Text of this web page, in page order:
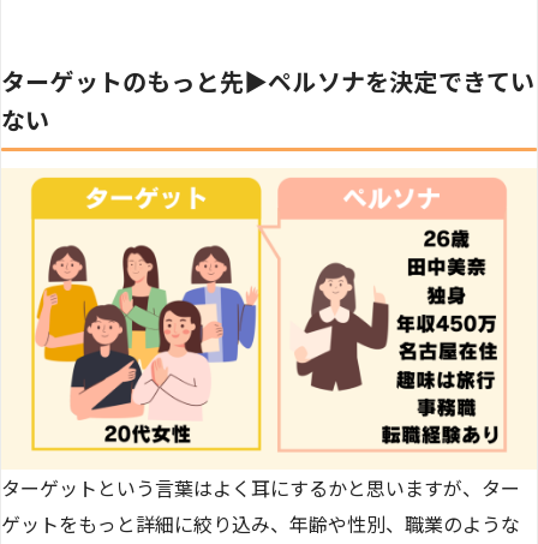
ターゲットのもっと先▶︎ペルソナを決定できてい
ない
ターゲットという言葉はよく耳にするかと思いますが、ター
ゲットをもっと詳細に絞り込み、年齢や性別、職業のような